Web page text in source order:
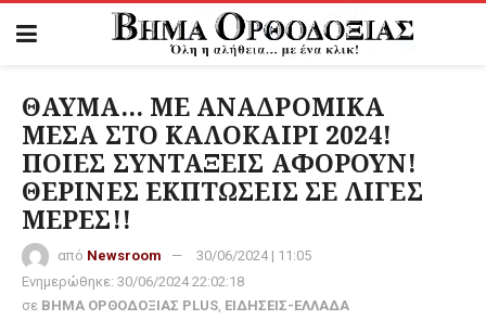
ΘΑΥΜΑ… ΜΕ ΑΝΑΔΡΟΜΙΚΑ
ΜΕΣΑ ΣΤΟ ΚΑΛΟΚΑΙΡΙ 2024!
ΠΟΙΕΣ ΣΥΝΤΑΞΕΙΣ ΑΦΟΡΟΥΝ!
ΘΕΡΙΝΕΣ ΕΚΠΤΩΣΕΙΣ ΣΕ ΛΙΓΕΣ
ΜΕΡΕΣ!!
από Newsroom
30/06/2024 | 11:05
Ενημερώθηκε: 30/06/2024 22:02:18
σε ΒΗΜΑ ΟΡΘΟΔΟΞΙΑΣ PLUS, ΕΙΔΗΣΕΙΣ-ΕΛΛΑΔΑ